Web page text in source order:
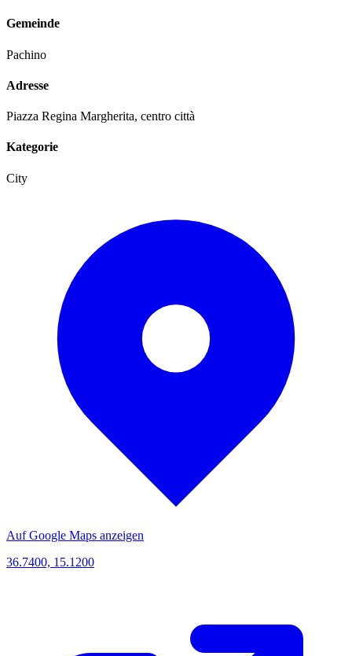
Gemeinde
Pachino
Adresse
Piazza Regina Margherita, centro città
Kategorie
City
Auf Google Maps anzeigen
36.7400, 15.1200